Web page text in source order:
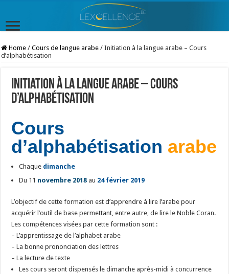
Home / Cours de langue arabe / Initiation à la langue arabe – Cours
d’alphabétisation
Initiation à la langue arabe – Cours
d’alphabétisation
Cours
d’alphabétisation arabe
Chaque dimanche
Du 11 novembre 2018 au 24 février 2019
L’objectif de cette formation est d’apprendre à lire l’arabe pour
acquérir l’outil de base permettant, entre autre, de lire le Noble Coran.
Les compétences visées par cette formation sont :
– L’apprentissage de l’alphabet arabe
– La bonne prononciation des lettres
– La lecture de texte
Les cours seront dispensés le dimanche après-midi à concurrence